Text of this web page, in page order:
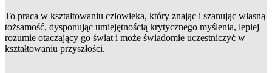
To praca w kształtowaniu człowieka, który znając i szanując własną
tożsamość, dysponując umiejętnością krytycznego myślenia, lepiej
rozumie otaczający go świat i może świadomie uczestniczyć w
kształtowaniu przyszłości.